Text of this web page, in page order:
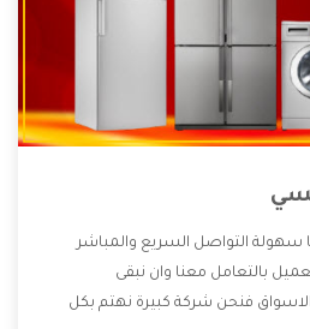
سهولة التواصل السريع والمباشر
بالتعامل معنا وان نبقى
فنحن شركة كبيرة نهتم بكل